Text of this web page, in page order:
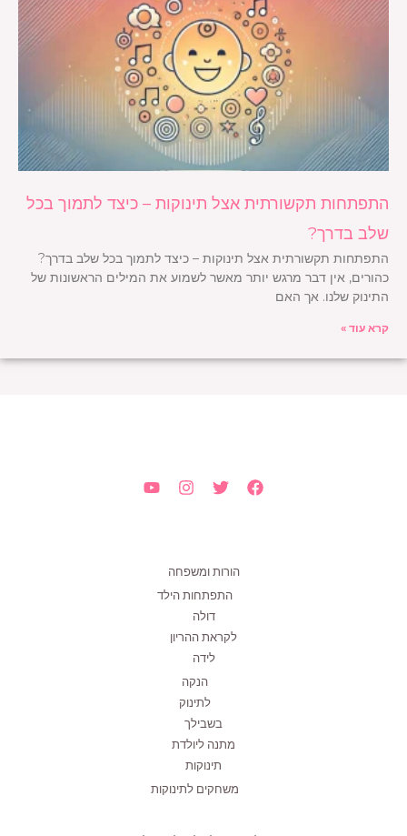
התפתחות תקשורתית אצל תינוקות – כיצד לתמוך בכל
שלב בדרך?
התפתחות תקשורתית אצל תינוקות – כיצד לתמוך בכל שלב בדרך?
כהורים, אין דבר מרגש יותר מאשר לשמוע את המילים הראשונות של
התינוק שלנו. אך האם
קרא עוד »
הורות ומשפחה
התפתחות הילד
דולה
לקראת ההריון
לידה
הנקה
לתינוק
בשבילך
מתנה ליולדת
תינוקות
משחקים לתינוקות